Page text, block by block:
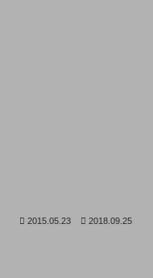
2015.05.23 2018.09.25